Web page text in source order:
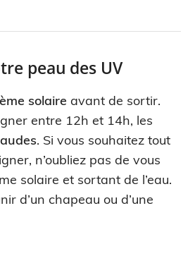
peau des UV
solaire avant de sortir.
entre 12h et 14h, les
. Si vous souhaitez tout
n’oubliez pas de vous
solaire et sortant de l’eau.
d’un chapeau ou d’une